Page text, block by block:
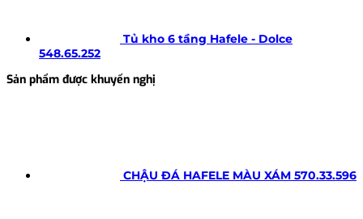
Tủ kho 6 tầng Hafele - Dolce
548.65.252
Sản phẩm được khuyến nghị
CHẬU ĐÁ HAFELE MÀU XÁM 570.33.596